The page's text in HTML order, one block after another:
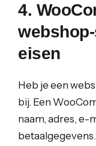
4.
eisen
Heb je een
bij. Een
naam, adres, e-